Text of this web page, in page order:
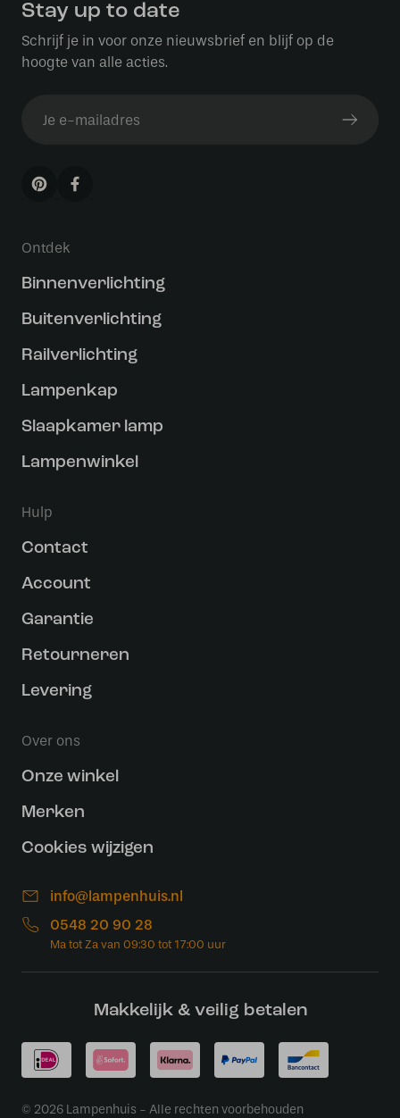
Stay up to date
Schrijf je in voor onze nieuwsbrief en blijf op de
hoogte van alle acties.
Ontdek
Binnenverlichting
Buitenverlichting
Railverlichting
Lampenkap
Slaapkamer lamp
Lampenwinkel
Hulp
Contact
Account
Garantie
Retourneren
Levering
Over ons
Onze winkel
Merken
Cookies wijzigen
info@lampenhuis.nl
0548 20 90 28
Makkelijk & veilig betalen
© 2026 Lampenhuis - Alle rechten voorbehouden